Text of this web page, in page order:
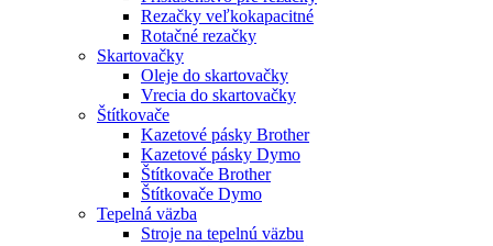
Rezačky veľkokapacitné
Rotačné rezačky
Skartovačky
Oleje do skartovačky
Vrecia do skartovačky
Štítkovače
Kazetové pásky Brother
Kazetové pásky Dymo
Štítkovače Brother
Štítkovače Dymo
Tepelná väzba
Stroje na tepelnú väzbu